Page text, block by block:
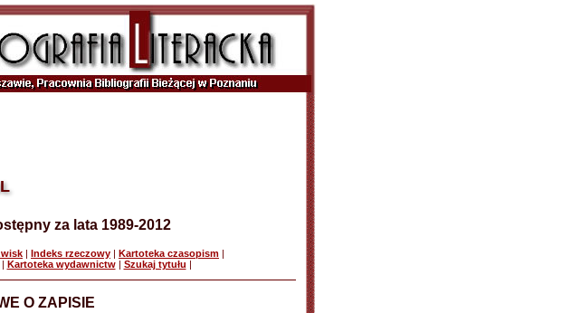
za lata 1989-2012
| Indeks rzeczowy | Kartoteka czasopism |
Kartoteka wydawnictw| Szukaj tytułu |
O ZAPISIE